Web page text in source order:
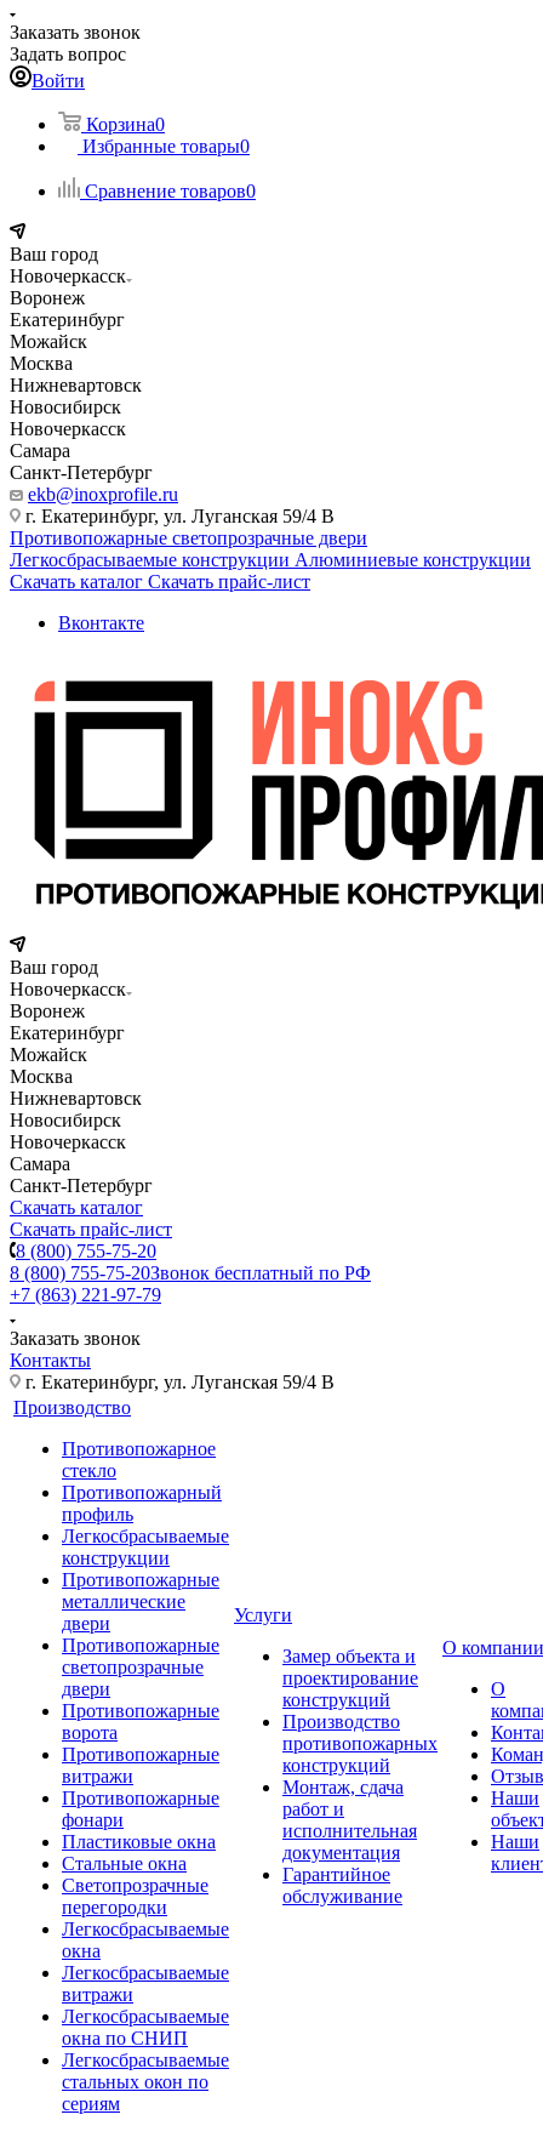
Заказать звонок
Задать вопрос
Войти
Корзина0
Избранные товары0
Сравнение товаров0
Ваш город
Новочеркасск
Воронеж
Екатеринбург
Можайск
Москва
Нижневартовск
Новосибирск
Новочеркасск
Самара
Санкт-Петербург
ekb@inoxprofile.ru
г. Екатеринбург, ул. Луганская 59/4 В
Противопожарные светопрозрачные двери
Легкосбрасываемые конструкции Алюминиевые конструкции
Скачать каталог Скачать прайс-лист
Вконтакте
Ваш город
Новочеркасск
Воронеж
Екатеринбург
Можайск
Москва
Нижневартовск
Новосибирск
Новочеркасск
Самара
Санкт-Петербург
Скачать каталог
Скачать прайс-лист
8 (800) 755-75-20
8 (800) 755-75-20Звонок бесплатный по РФ
+7 (863) 221-97-79
Заказать звонок
Контакты
г. Екатеринбург, ул. Луганская 59/4 В
Производство
Противопожарное
стекло
Противопожарный
профиль
Легкосбрасываемые
конструкции
Противопожарные
металлические
двери
Противопожарные
светопрозрачные
двери
Противопожарные
ворота
Противопожарные
витражи
Противопожарные
фонари
Пластиковые окна
Стальные окна
Светопрозрачные
перегородки
Легкосбрасываемые
окна
Легкосбрасываемые
витражи
Легкосбрасываемые
окна по СНИП
Легкосбрасываемые
стальных окон по
сериям
Услуги
Замер объекта и
проектирование
конструкций
Производство
противопожарных
конструкций
Монтаж, сдача
работ и
исполнительная
документация
Гарантийное
обслуживание
О компании
О
Наши
Наши